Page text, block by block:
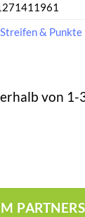
von 1-
Streifen & Punkte